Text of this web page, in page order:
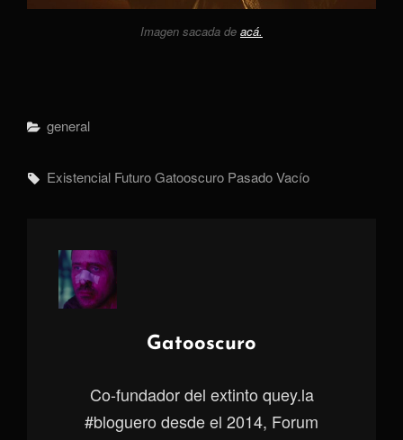
Imagen sacada de acá.
Categorías
General
Etiquetas,
Existencial FuturoGatooscuro PasadoVacío
Autor:
Gatooscuro
Co-fundador del extinto quey.la
#bloguero desde el 2014, Forum